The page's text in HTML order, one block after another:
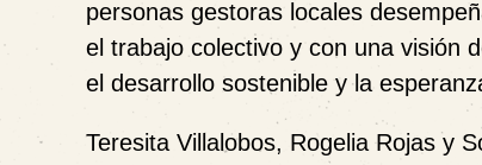
personas gestoras locales
el trabajo colectivo y con una visión
el desarrollo sostenible y la
Teresita Villalobos, Rogelia Rojas y